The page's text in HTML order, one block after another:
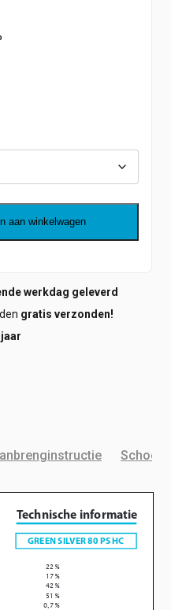
aan winkelwagen
werkdag geleverd
gratis verzonden!